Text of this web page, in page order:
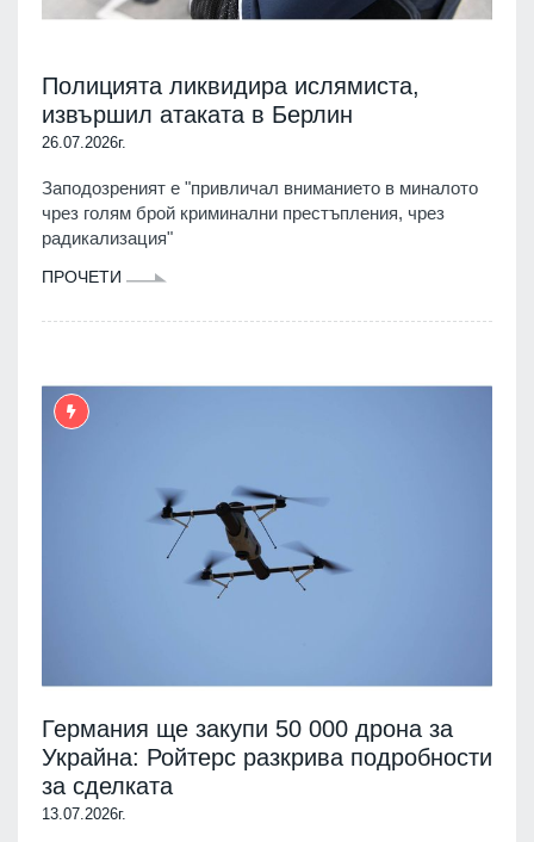
Полицията ликвидира ислямиста,
извършил атаката в Берлин
26.07.2026г.
Заподозреният е "привличал вниманието в миналото
чрез голям брой криминални престъпления, чрез
радикализация"
ПРОЧЕТИ
Германия ще закупи 50 000 дрона за
Украйна: Ройтерс разкрива подробности
за сделката
13.07.2026г.